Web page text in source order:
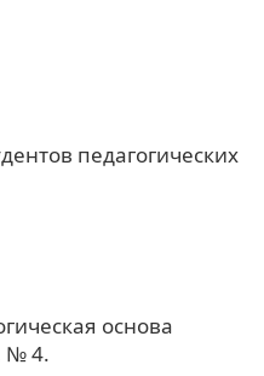
педагогических
основа
№ 4.